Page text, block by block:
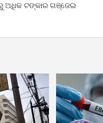
ଅଧିକ ଟଙ୍କାର ଗଞ୍ଜେଇ